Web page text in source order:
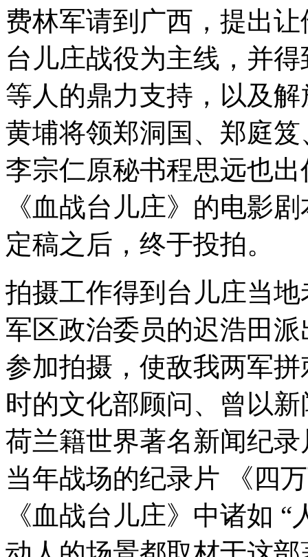
费林军请到广西，提出
台儿庄战役为主线，并
等人的鼎力支持，以及
黄埔将领郑洞国、郑庭
李宗仁原秘书程思远也
《血战台儿庄》的电影
定稿之后，终于投拍。
拍摄工作得到台儿庄当
军区政治委员的迟浩田
参加拍摄，使敌我两军
时的文化部顾问、曾以
荷兰籍世界著名新闻纪
当年战场的纪录片 《四
《血战台儿庄》中诸如